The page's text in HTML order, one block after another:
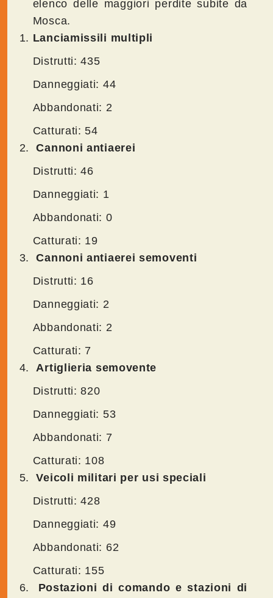
elenco delle maggiori perdite subite da
Mosca.
Lanciamissili multipli
Distrutti: 435
Danneggiati: 44
Abbandonati: 2
Catturati: 54
Cannoni antiaerei
Distrutti: 46
Danneggiati: 1
Abbandonati: 0
Catturati: 19
Cannoni antiaerei semoventi
Distrutti: 16
Danneggiati: 2
Abbandonati: 2
Catturati: 7
Artiglieria semovente
Distrutti: 820
Danneggiati: 53
Abbandonati: 7
Catturati: 108
Veicoli militari per usi speciali
Distrutti: 428
Danneggiati: 49
Abbandonati: 62
Catturati: 155
Postazioni di comando e stazioni di